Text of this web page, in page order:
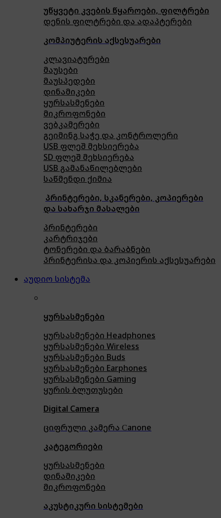
უწყვეტი კვების წყაროები, ფილტრები
დენის ფილტრები და ადაპტერები
კომპიუტერის აქსესუარები
კლავიატურები
მაუსები
მაუსპედები
დინამიკები
ყურსასმენები
მიკროფონები
ვებკამერები
გეიმინგ საჭე და კონტროლერი
USB ფლეშ მეხსიერება
SD ფლეშ მეხსიერება
USB გამანაწილებლები
საწმენდი ქიმია
პრინტერები, სკანერები, კოპიერები
და სახარჯი მასალები
პრინტერები
კარტრიჯები
ტონერები და ბარაბნები
პრინტერისა და კოპიერის აქსესუარები
აუდიო სისტემა
ყურსასმენები
ყურსასმენები Headphones
ყურსასმენები Wireless
ყურსასმენები Buds
ყურსასმენები Earphones
ყურსასმენები Gaming
ყურის ბლუთუსები
Digital Camera
ციფრული კამერა Сanone
კატეგორიები
ყურსასმენები
დინამიკები
მიკროფონები
აკუსტიკური სისტემები